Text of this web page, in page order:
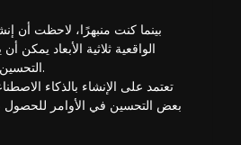
بينما كنت منبهرًا، لاحظت أن
الواقعية ثلاثية الأبعاد يمكن
التحسين لتحقيق دقة مثالية.
تعتمد على الإنشاء بالذكاء
بعض التحسين في الأوامر للحصول